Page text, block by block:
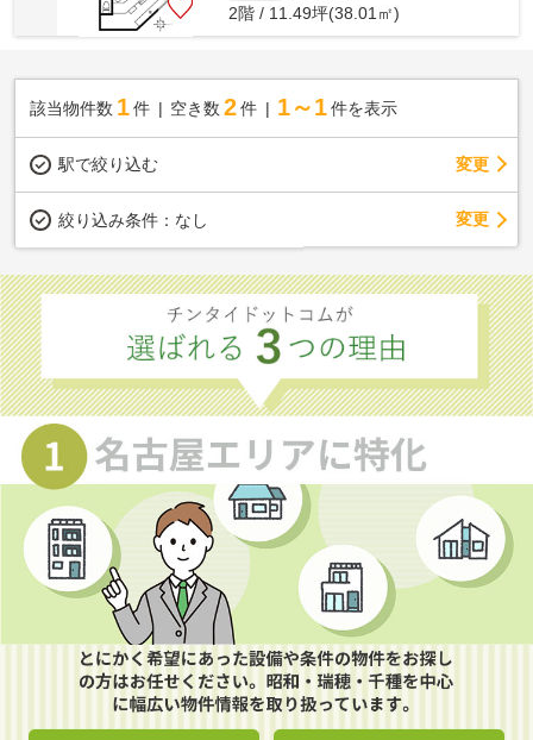
2階 / 11.49坪(38.01㎡)
該当物件数 1件 空き数 2 件 1～1 件を表示
駅で絞り込む 変更
絞り込み条件： なし 変更